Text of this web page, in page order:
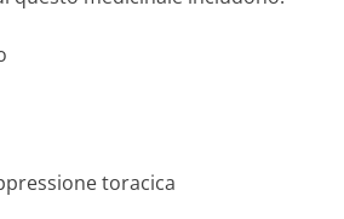
toracica